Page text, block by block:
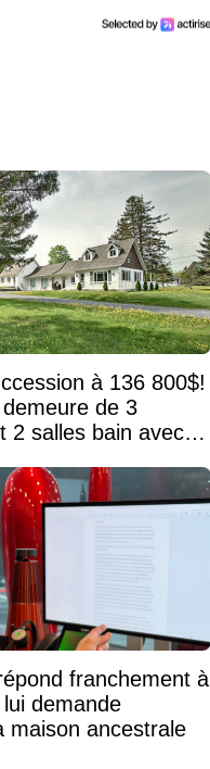
à 136 800$!
de 3
2 salles bain avec
franchement à
demande
maison ancestrale